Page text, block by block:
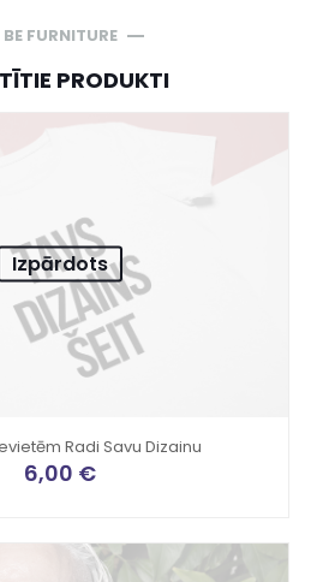
BE FURNITURE
PRODUKTI
Izpārdots
Radi Savu Dizainu
6,00 €